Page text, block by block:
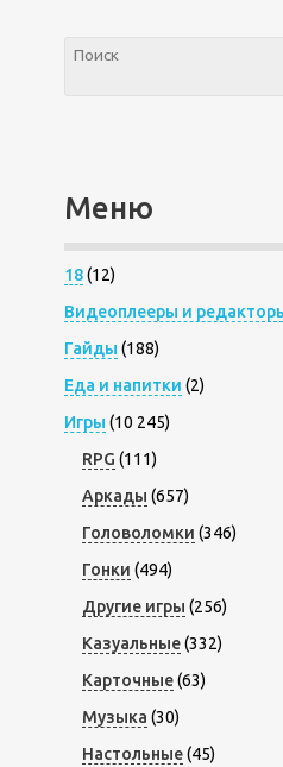
Меню
18(12)
Видеоплееры и
Гайды (188)
Еда и напитки (2)
Игры (10 245)
RPG (111)
Аркады (657)
Головоломки (346)
Гонки (494)
Другие игры (256)
Казуальные(332)
Карточные(63)
Музыка (30)
Настольные(45)